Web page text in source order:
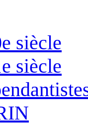
siècle
siècle